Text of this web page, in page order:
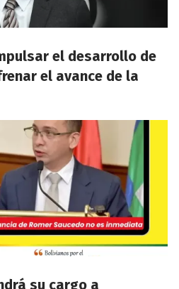
el desarrollo de
el avance de la
su cargo a